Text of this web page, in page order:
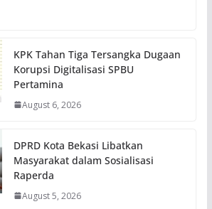
KPK Tahan Tiga Tersangka Dugaan
Korupsi Digitalisasi SPBU
Pertamina
August 6, 2026
DPRD Kota Bekasi Libatkan
Masyarakat dalam Sosialisasi
Raperda
August 5, 2026